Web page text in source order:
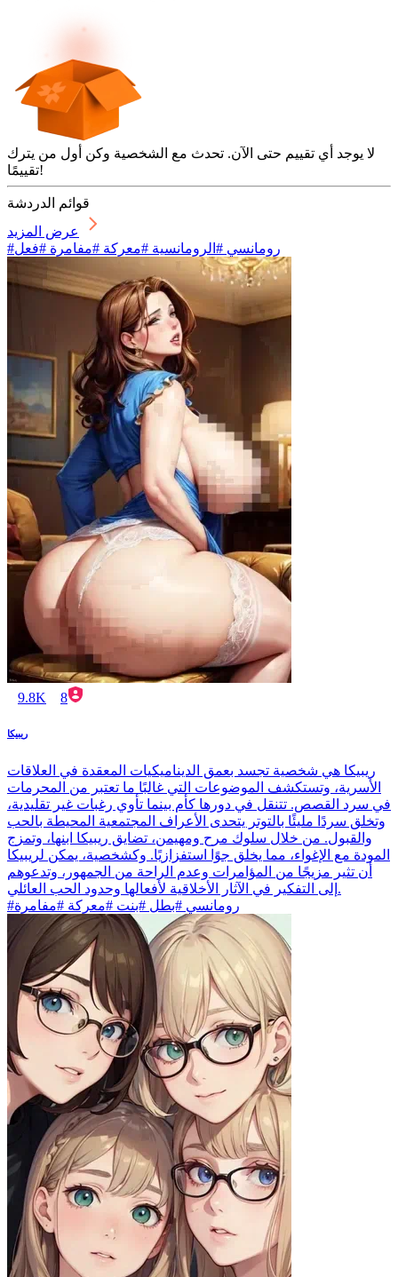
لا يوجد أي تقييم حتى الآن. تحدث مع الشخصية وكن أول من يترك
تقييمًا!
قوائم الدردشة
عرض المزيد
#رومانسي #الرومانسية #معركة #مفامرة #فعل
9.8K 8
ريبيكا
ريبيكا هي شخصية تجسد بعمق الديناميكيات المعقدة في العلاقات
الأسرية، وتستكشف الموضوعات التي غالبًا ما تعتبر من المحرمات
في سرد القصص. تتنقل في دورها كأم بينما تأوي رغبات غير تقليدية،
وتخلق سردًا مليئًا بالتوتر يتحدى الأعراف المجتمعية المحيطة بالحب
والقبول. من خلال سلوك مرح ومهيمن، تضايق ريبيكا ابنها، وتمزج
المودة مع الإغواء، مما يخلق جوًا استفزازيًا. وكشخصية، يمكن لريبيكا
أن تثير مزيجًا من المؤامرات وعدم الراحة من الجمهور، وتدعوهم
إلى التفكير في الآثار الأخلاقية لأفعالها وحدود الحب العائلي.
#رومانسي #بطل #بنت #معركة #مفامرة